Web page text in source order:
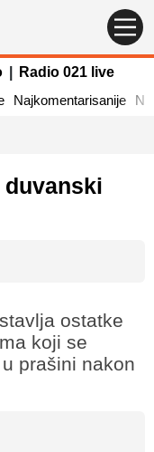
Radio 021 live
Najkomentarisanije
duvanski
ostatke
koji se
prašini nakon